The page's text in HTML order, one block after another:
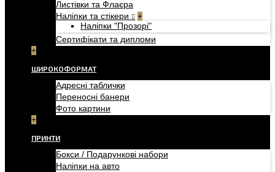
Листівки та Флаєра
Наліпки та стікери
+
Наліпки "Прозорі"
Сертифікати та дипломи
+
ШИРОКОФОРМАТ
Адресні таблички
Переносні банери
Фото картини
+
ПРИНТИ
Бокси / Подарункові набори
Наліпки на авто